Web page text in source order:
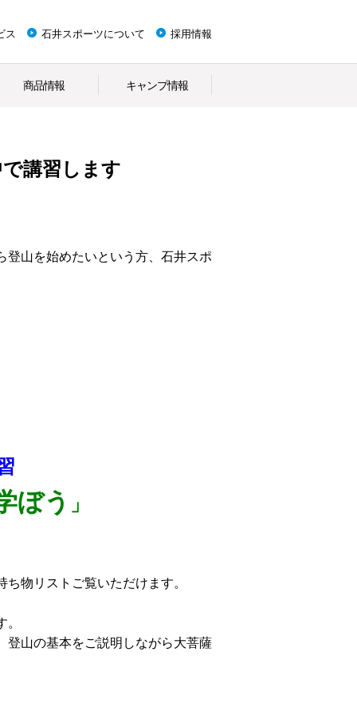
ス 石井スポーツについて 採用情報
商品情報 キャンプ情報
講習します
登山を始めたいという方、石井スポ
ぼう 」
物リストご覧いただけます。
登山の基本をご説明しながら大菩薩